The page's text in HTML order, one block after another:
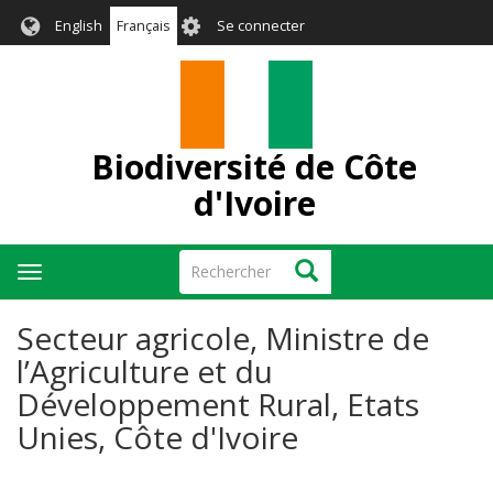
English Français User
account
Se connecter
Biodiversité de Côte
d'Ivoire
Rechercher Rechercher
Toggle
navigation
Secteur agricole, Ministre de
l’Agriculture et du
Développement Rural, Etats
Unies, Côte d'Ivoire